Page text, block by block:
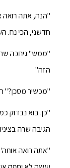
"הנה, אתה רואה
חדשני, הכי נח.
"ממש" גיחכה
הזה"
"מכשיר מסכן?"
"כן. בוא נבדוק
הגיבה שרה
"אתה רואה